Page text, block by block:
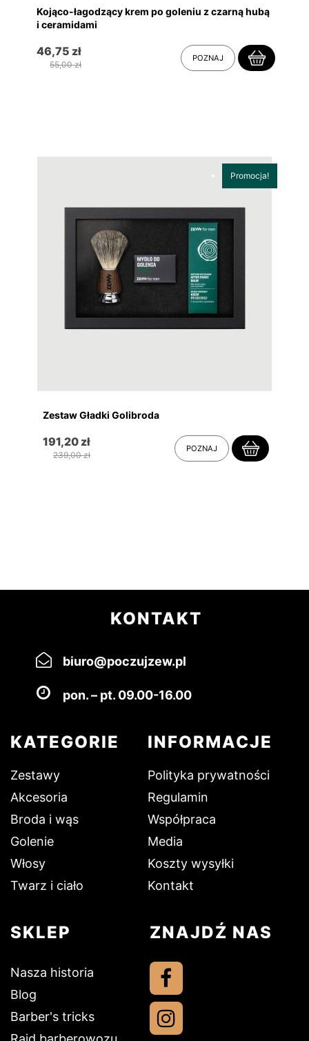
Kojąco-łagodzący krem po goleniu z czarną hubą
i ceramidami
46,75 zł
55,00 zł
POZNAJ
Zestaw Gładki Golibroda
191,20 zł
239,00 zł
POZNAJ
Promocja!
KONTAKT
biuro@poczujzew.pl
pon. – pt. 09.00-16.00
KATEGORIE
Zestawy
Akcesoria
Broda i wąs
Golenie
Włosy
Twarz i ciało
INFORMACJE
Polityka prywatności
Regulamin
Współpraca
Media
Koszty wysyłki
Kontakt
SKLEP
Nasza historia
Blog
Barber's tricks
ZNAJDŹ NAS